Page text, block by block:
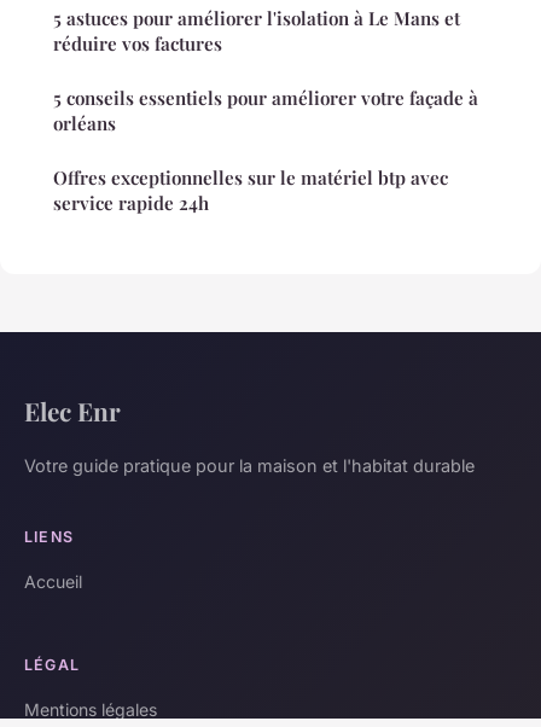
5 astuces pour améliorer l'isolation à Le Mans et
réduire vos factures
5 conseils essentiels pour améliorer votre façade à
orléans
Offres exceptionnelles sur le matériel btp avec
service rapide 24h
Elec Enr
Votre guide pratique pour la maison et l'habitat durable
LIENS
Accueil
LÉGAL
Mentions légales